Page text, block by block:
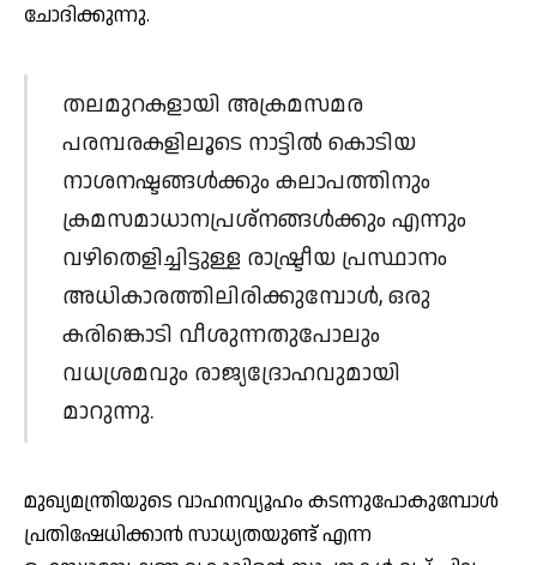
ചോദിക്കുന്നു.
തലമുറകളായി അക്രമസമര
പരമ്പരകളിലൂടെ നാട്ടില്‍ കൊടിയ
നാശനഷ്ടങ്ങള്‍ക്കും കലാപത്തിനും
ക്രമസമാധാനപ്രശ്‌നങ്ങള്‍ക്കും എന്നും
വഴിതെളിച്ചിട്ടുള്ള രാഷ്ട്രീയ പ്രസ്ഥാനം
അധികാരത്തിലിരിക്കുമ്പോള്‍, ഒരു
കരിങ്കൊടി വീശുന്നതുപോലും
വധശ്രമവും രാജ്യദ്രോഹവുമായി
മാറുന്നു.
മുഖ്യമന്ത്രിയുടെ വാഹനവ്യൂഹം കടന്നുപോകുമ്പോള്‍
പ്രതിഷേധിക്കാന്‍ സാധ്യതയുണ്ട് എന്ന